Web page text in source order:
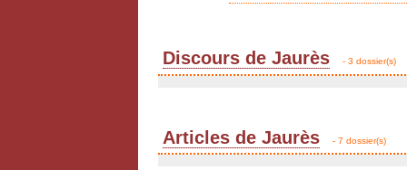
Discours de Jaurès - 3 dossier(s)
Articles de Jaurès - 7 dossier(s)